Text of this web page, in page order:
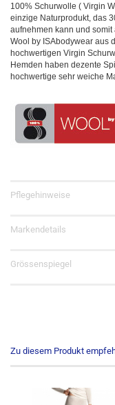
100% Schurwolle ( Virgin
einzige Naturprodukt, das
aufnehmen kann und
Wool by ISAbodywear aus
hochwertigen Virgin
Hemden haben dezente
hochwertige sehr weiche
Pflegehinweise
Markendetails
Grössenspiegel
Zu diesem Produkt